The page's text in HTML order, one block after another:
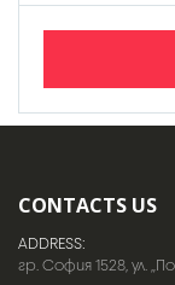
CONTACTS US
ADDRESS:
гр. София 1528, ул.